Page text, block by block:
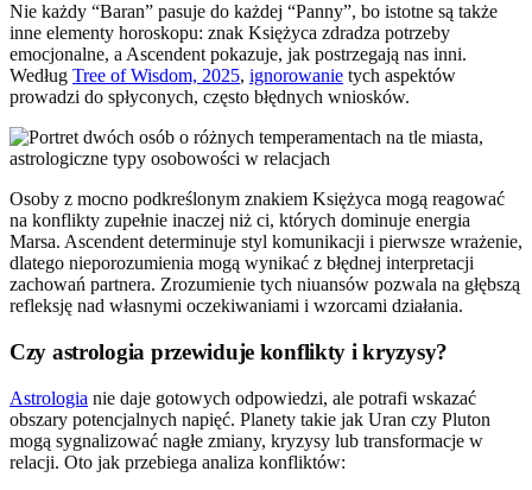
Nie każdy “Baran” pasuje do każdej “Panny”, bo istotne są także
inne elementy horoskopu: znak Księżyca zdradza potrzeby
emocjonalne, a Ascendent pokazuje, jak postrzegają nas inni.
Według Tree of Wisdom, 2025, ignorowanie tych aspektów
prowadzi do spłyconych, często błędnych wniosków.
Osoby z mocno podkreślonym znakiem Księżyca mogą reagować
na konflikty zupełnie inaczej niż ci, których dominuje energia
Marsa. Ascendent determinuje styl komunikacji i pierwsze wrażenie,
dlatego nieporozumienia mogą wynikać z błędnej interpretacji
zachowań partnera. Zrozumienie tych niuansów pozwala na głębszą
refleksję nad własnymi oczekiwaniami i wzorcami działania.
Czy astrologia przewiduje konflikty i kryzysy?
Astrologia nie daje gotowych odpowiedzi, ale potrafi wskazać
obszary potencjalnych napięć. Planety takie jak Uran czy Pluton
mogą sygnalizować nagłe zmiany, kryzysy lub transformacje w
relacji. Oto jak przebiega analiza konfliktów: